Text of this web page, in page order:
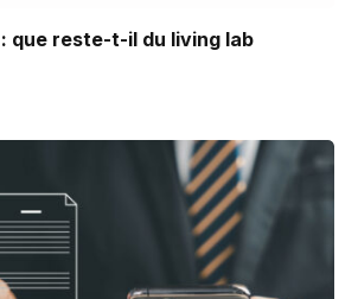
que reste-t-il du living lab